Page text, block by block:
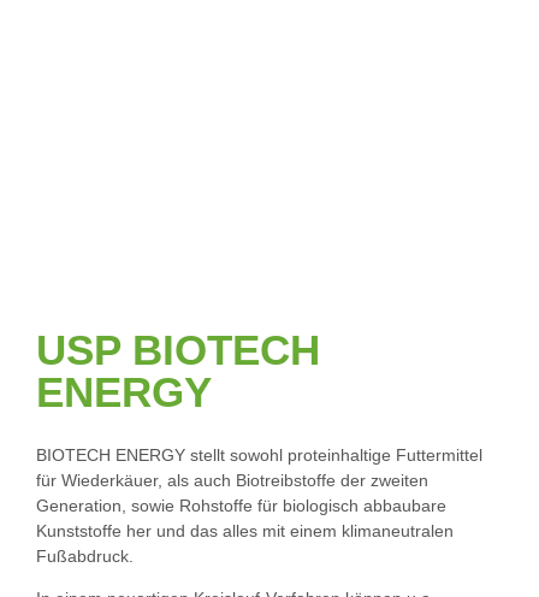
USP BIOTECH
ENERGY
BIOTECH ENERGY stellt sowohl proteinhaltige Futtermittel
für Wiederkäuer, als auch Biotreibstoffe der zweiten
Generation, sowie Rohstoffe für biologisch abbaubare
Kunststoffe her und das alles mit einem klimaneutralen
Fußabdruck.